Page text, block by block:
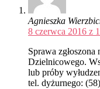
Agnieszka
8 czerwca 2016 z
Sprawa
Dzielnicowego.
lub próby
tel. dyżurnego: